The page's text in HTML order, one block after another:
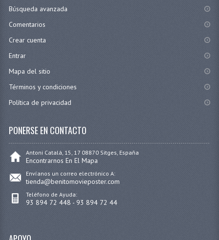
Búsqueda avanzada
Comentarios
Crear cuenta
Entrar
Mapa del sitio
Términos y condiciones
Política de privacidad
PONERSE EN CONTACTO
Antoni Catalá, 15, 17 08870 Sitges, España
Encontrarnos En El Mapa
Envíanos un correo electrónico A:
tienda@benitomovieposter.com
Teléfono de Ayuda:
93 894 72 448 - 93 894 72 44